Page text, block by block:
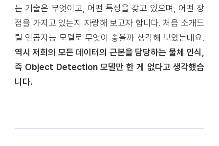
는 기술은 무엇이고, 어떤 특성을 갖고 있으며, 어떤 장
점을 가지고 있는지 자랑해 보고자 합니다. 처음 소개드
릴 인공지능 모델로 무엇이 좋을까 생각해 보았는데요.
역시 저희의 모든 데이터의 근본을 담당하는 물체 인식,
즉 Object Detection 모델만 한 게 없다고 생각했습
니다.